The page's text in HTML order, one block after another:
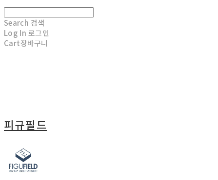
Search 검색
Log In 로그인
Cart장바구니
피규필드